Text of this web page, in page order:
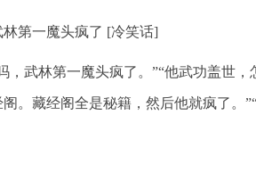
第一魔头疯了 [冷笑话]
武林第一魔头疯了。”“他武功盖世，
。藏经阁全是秘籍，然后他就疯了。